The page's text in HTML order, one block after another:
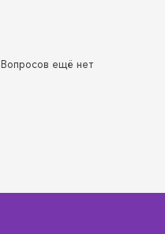
Вопросов ещё нет